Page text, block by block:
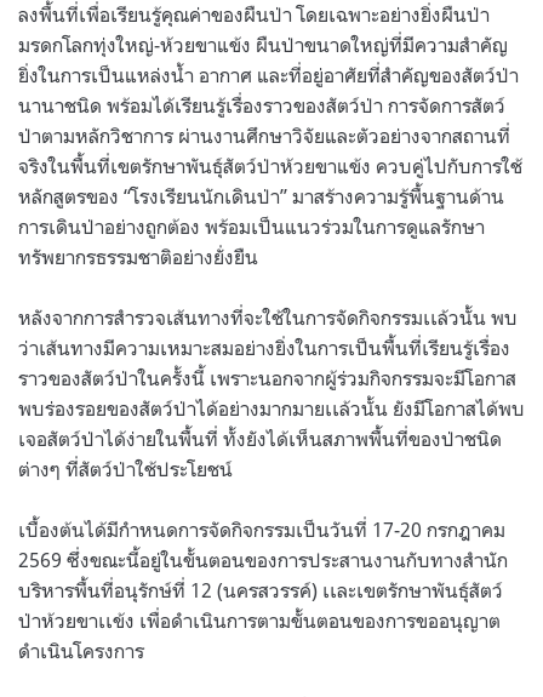
ลงพื้นที่เพื่อเรียนรู้คุณค่าของผืนป่า โดยเฉพาะอย่างยิ่งผืนป่า
มรดกโลกทุ่งใหญ่-ห้วยขาแข้ง ผืนป่าขนาดใหญ่ที่มีความสำคัญ
ยิ่งในการเป็นแหล่งน้ำ อากาศ และที่อยู่อาศัยที่สำคัญของสัตว์ป่า
นานาชนิด พร้อมได้เรียนรู้เรื่องราวของสัตว์ป่า การจัดการสัตว์
ป่าตามหลักวิชาการ ผ่านงานศึกษาวิจัยและตัวอย่างจากสถานที่
จริงในพื้นที่เขตรักษาพันธุ์สัตว์ป่าห้วยขาแข้ง ควบคู่ไปกับการใช้
หลักสูตรของ “โรงเรียนนักเดินป่า” มาสร้างความรู้พื้นฐานด้าน
การเดินป่าอย่างถูกต้อง พร้อมเป็นแนวร่วมในการดูแลรักษา
ทรัพยากรธรรมชาติอย่างยั่งยืน
หลังจากการสำรวจเส้นทางที่จะใช้ในการจัดกิจกรรมเเล้วนั้น พบ
ว่าเส้นทางมีความเหมาะสมอย่างยิ่งในการเป็นพื้นที่เรียนรู้เรื่อง
ราวของสัตว์ป่าในครั้งนี้ เพราะนอกจากผู้ร่วมกิจกรรมจะมีโอกาส
พบร่องรอยของสัตว์ป่าได้อย่างมากมายเเล้วนั้น ยังมีโอกาสได้พบ
เจอสัตว์ป่าได้ง่ายในพื้นที่ ทั้งยังได้เห็นสภาพพื้นที่ของป่าชนิด
ต่างๆ ที่สัตว์ป่าใช้ประโยชน์
เบื้องต้นได้มีกำหนดการจัดกิจกรรมเป็นวันที่ 17-20 กรกฎาคม
2569 ซึ่งขณะนี้อยู่ในขั้นตอนของการประสานงานกับทางสำนัก
บริหารพื้นที่อนุรักษ์ที่ 12 (นครสวรรค์) เเละเขตรักษาพันธุ์สัตว์
ป่าห้วยขาเเข้ง เพื่อดำเนินการตามขั้นตอนของการขออนุญาต
ดำเนินโครงการ